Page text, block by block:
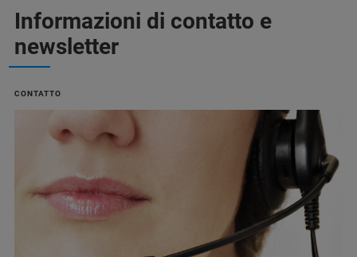
Informazioni di contatto e
newsletter
CONTATTO